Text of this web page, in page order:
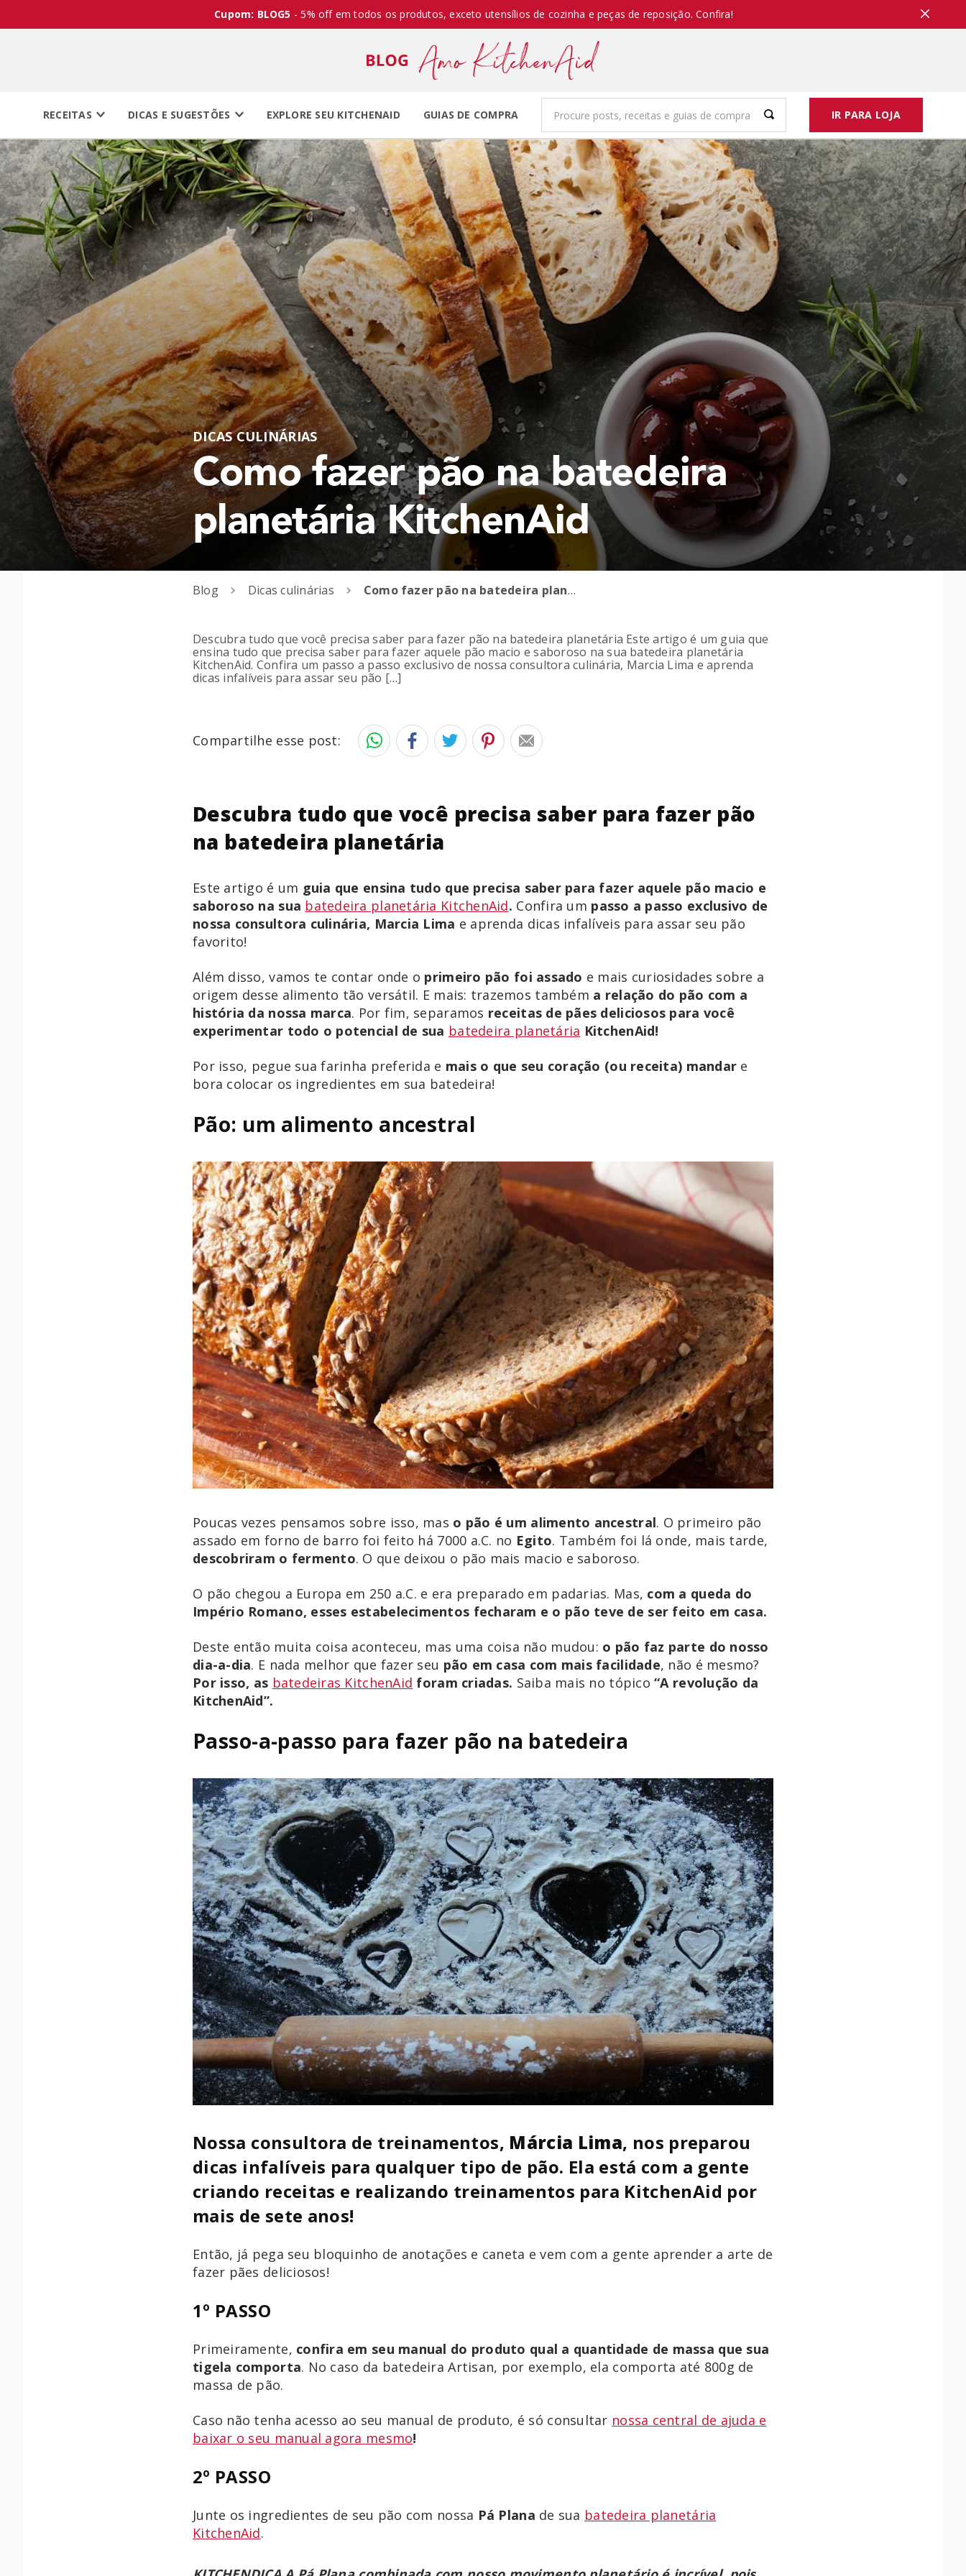
Cupom: BLOG5 - 5% off em todos os produtos, exceto utensílios de cozinha e peças de reposição. Confira!
RECEITAS DICAS E SUGESTÕES EXPLORE SEU KITCHENAID GUIAS DE COMPRA IR PARA LOJA
DICAS CULINÁRIAS
Como fazer pão na batedeira
planetária KitchenAid
Blog Dicas culinárias Como fazer pão na batedeira planetária KitchenAid
Descubra tudo que você precisa saber para fazer pão na batedeira planetária Este artigo é um guia que
ensina tudo que precisa saber para fazer aquele pão macio e saboroso na sua batedeira planetária
KitchenAid. Confira um passo a passo exclusivo de nossa consultora culinária, Marcia Lima e aprenda
dicas infalíveis para assar seu pão […]
Compartilhe esse post:
Descubra tudo que você precisa saber para fazer pão
na batedeira planetária
Este artigo é um guia que ensina tudo que precisa saber para fazer aquele pão macio e
saboroso na sua batedeira planetária KitchenAid. Confira um passo a passo exclusivo de
nossa consultora culinária, Marcia Lima e aprenda dicas infalíveis para assar seu pão
favorito!
Além disso, vamos te contar onde o primeiro pão foi assado e mais curiosidades sobre a
origem desse alimento tão versátil. E mais: trazemos também a relação do pão com a
história da nossa marca. Por fim, separamos receitas de pães deliciosos para você
experimentar todo o potencial de sua batedeira planetária KitchenAid!
Por isso, pegue sua farinha preferida e mais o que seu coração (ou receita) mandar e
bora colocar os ingredientes em sua batedeira!
Pão: um alimento ancestral
Poucas vezes pensamos sobre isso, mas o pão é um alimento ancestral. O primeiro pão
assado em forno de barro foi feito há 7000 a.C. no Egito. Também foi lá onde, mais tarde,
descobriram o fermento. O que deixou o pão mais macio e saboroso.
O pão chegou a Europa em 250 a.C. e era preparado em padarias. Mas, com a queda do
Império Romano, esses estabelecimentos fecharam e o pão teve de ser feito em casa.
Deste então muita coisa aconteceu, mas uma coisa não mudou: o pão faz parte do nosso
dia-a-dia. E nada melhor que fazer seu pão em casa com mais facilidade, não é mesmo?
Por isso, as batedeiras KitchenAid foram criadas. Saiba mais no tópico“A revolução da
KitchenAid”.
Passo-a-passo para fazer pão na batedeira
Nossa consultora de treinamentos, Márcia Lima, nos preparou
dicas infalíveis para qualquer tipo de pão. Ela está com a gente
criando receitas e realizando treinamentos para KitchenAid por
mais de sete anos!
Então, já pega seu bloquinho de anotações e caneta e vem com a gente aprender a arte de
fazer pães deliciosos!
1º PASSO
Primeiramente, confira em seu manual do produto qual a quantidade de massa que sua
tigela comporta. No caso da batedeira Artisan, por exemplo, ela comporta até 800g de
massa de pão.
Caso não tenha acesso ao seu manual de produto, é só consultar nossa central de ajuda e
baixar o seu manual agora mesmo!
2º PASSO
Junte os ingredientes de seu pão com nossa Pá Plana de sua batedeira planetária
KitchenAid.